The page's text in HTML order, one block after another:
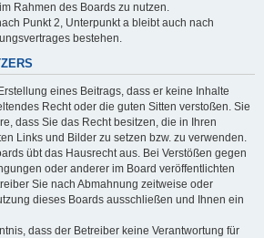
Rahmen des Boards zu nutzen.
Punkt 2, Unterpunkt a bleibt auch nach
bestehen.
eines Beitrags, dass er keine Inhalte
Recht oder die guten Sitten verstoßen. Sie
dass Sie das Recht besitzen, die in Ihren
Links und Bilder zu setzen bzw. zu verwenden.
übt das Hausrecht aus. Bei Verstößen gegen
oder anderer im Board veröffentlichten
Sie nach Abmahnung zeitweise oder
dieses Boards ausschließen und Ihnen ein
dass der Betreiber keine Verantwortung für